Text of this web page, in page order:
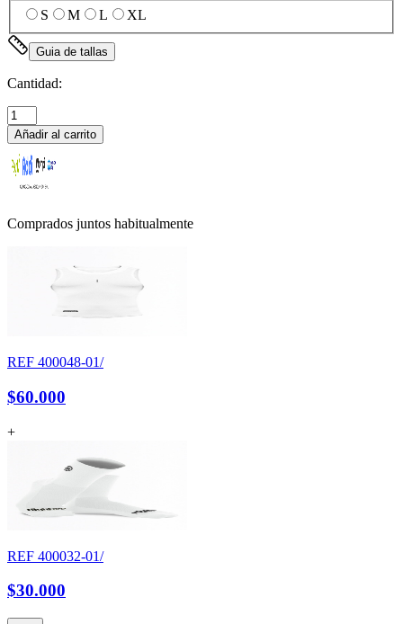
S M L XL
Guia de tallas
Cantidad:
Añadir al carrito
Comprados juntos habitualmente
REF 400048-01/
$60.000
+
REF 400032-01/
$30.000